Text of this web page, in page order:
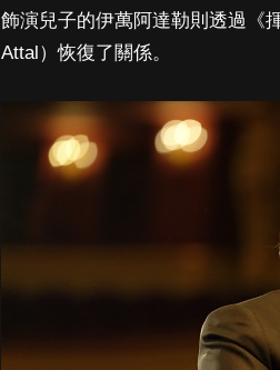
飾演兒子的伊萬阿達勒則透過《
Attal）恢復了關係。